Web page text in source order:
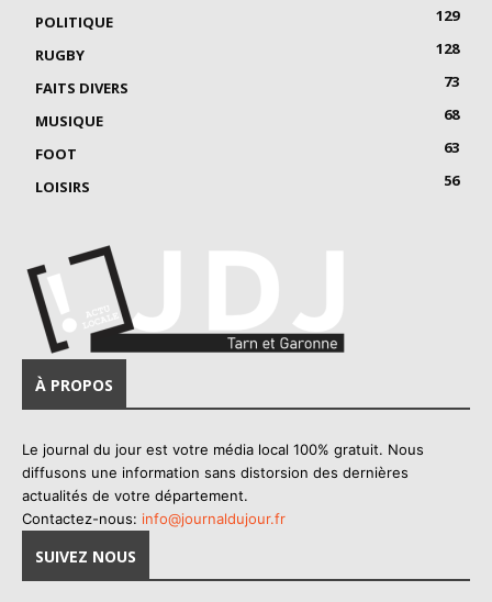
POLITIQUE
129
RUGBY
128
FAITS DIVERS
73
MUSIQUE
68
FOOT
63
LOISIRS
56
À PROPOS
Le journal du jour est votre média local 100% gratuit. Nous
diffusons une information sans distorsion des dernières
actualités de votre département.
Contactez-nous: info@journaldujour.fr
SUIVEZ NOUS